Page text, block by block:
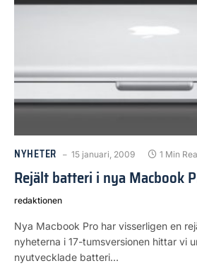
NYHETER 15 januari, 2009 1 Min
Rejält batteri i nya Macbook
redaktionen
Nya Macbook Pro har visserligen en
nyheterna i 17-tumsversionen hittar vi
nyutvecklade batteri…